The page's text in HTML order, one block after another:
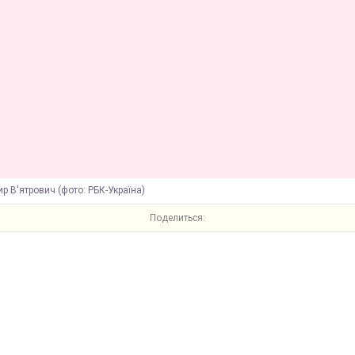
В'ятрович (фото: РБК-Україна)
Поделиться: